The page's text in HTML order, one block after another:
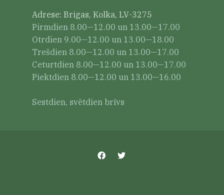
Adrese: Brigas, Kolka, LV-3275
Pirmdien 8.00—12.00 un 13.00—17.00
Otrdien 9.00—12.00 un 13.00—18.00
Trešdien 8.00—12.00 un 13.00—17.00
Ceturtdien 8.00—12.00 un 13.00—17.00
Piektdien 8.00—12.00 un 13.00—16.00
Sestdien, svētdien brīvs